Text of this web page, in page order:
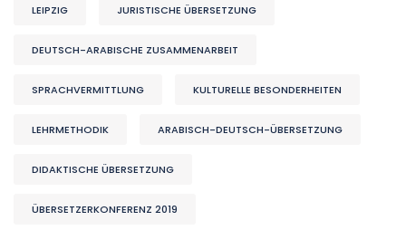
LEIPZIG JURISTISCHE ÜBERSETZUNG
DEUTSCH-ARABISCHE ZUSAMMENARBEIT
SPRACHVERMITTLUNG KULTURELLE BESONDERHEITEN
LEHRMETHODIK ARABISCH-DEUTSCH-ÜBERSETZUNG
DIDAKTISCHE ÜBERSETZUNG
ÜBERSETZERKONFERENZ 2019